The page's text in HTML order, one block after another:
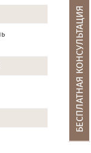
БЕСПЛАТНАЯ КОНСУЛЬТАЦИЯ